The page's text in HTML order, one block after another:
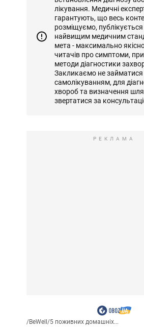
лікування. Медичні
гарантують, що весь
розміщуємо, публікується
найвищим медичним
мета - максимально
читачів про симптоми,
методи діагностики
Закликаємо не займатися
самолікуванням, для
хвороб та визначення
звертатися за
РЕКЛАМА
/BeWell /5 поживних домашніх...